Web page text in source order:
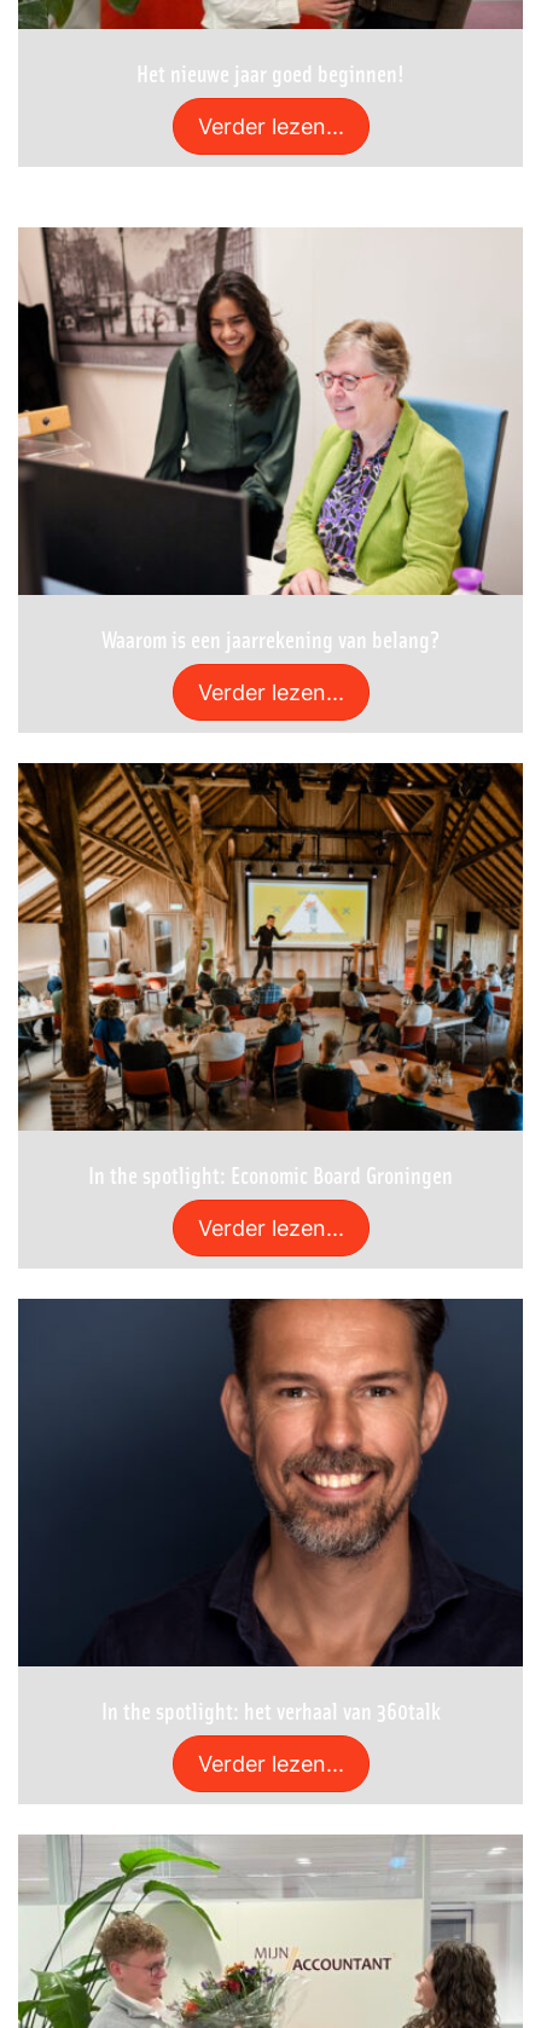
Het nieuwe jaar goed beginnen!
Verder lezen...
Waarom is een jaarrekening van belang?
Verder lezen...
In the spotlight: Economic Board Groningen
Verder lezen...
In the spotlight: het verhaal van 360talk
Verder lezen...